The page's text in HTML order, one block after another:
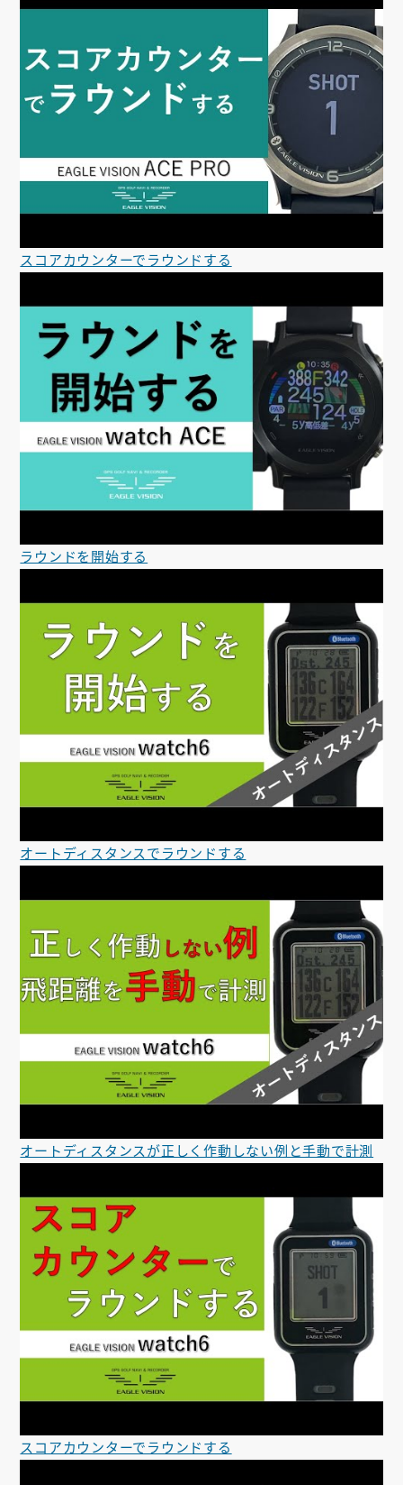
スコアカウンターでラウンドする
ラウンドを開始する
オートディスタンスでラウンドする
オートディスタンスが正しく作動しない例と手動で計測
スコアカウンターでラウンドする